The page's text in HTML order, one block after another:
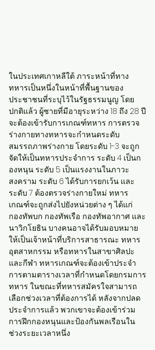
ในประเทศเกาหลีใต้ ภาระหน้าที่ทาง
ทหารเป็นหนึ่งในหน้าที่พื้นฐานของ
ประชาชนที่ระบุไว้ในรัฐธรรมนูญ โดย
ปกติแล้ว ผู้ชายที่มีอายุระหว่าง 18 ถึง 28 ปี
จะต้องเข้ารับการเกณฑ์ทหาร การตรวจ
ร่างกายทางทหารจะกำหนดระดับ
สมรรถภาพร่างกาย โดยระดับ 1-3 จะถูก
จัดให้เป็นทหารประจำการ ระดับ 4 เป็นก
องหนุน ระดับ 5 เป็นแรงงานในภาวะ
สงคราม ระดับ 6 ได้รับการยกเว้น และ
ระดับ 7 ต้องตรวจร่างกายใหม่ ทหาร
เกณฑ์จะถูกส่งไปยังหน่วยต่าง ๆ ได้แก่
กองทัพบก กองทัพเรือ กองทัพอากาศ และ
นาวิกโยธิน บางคนอาจได้รับมอบหมาย
ให้เป็นเจ้าหน้าที่บริการสาธารณะ ทหาร
อุตสาหกรรม หรือทหารในสาขาศิลปะ
และกีฬา ทหารเกณฑ์จะต้องเข้าประจำ
การตามตารางเวลาที่กำหนดโดยกรมการ
ทหาร ในขณะที่ทหารสมัครใจสามารถ
เลือกช่วงเวลาที่ต้องการได้ หลังจากปลด
ประจำการแล้ว พวกเขาจะต้องเข้าร่วม
การฝึกกองหนุนและป้องกันพลเรือนใน
ช่วงระยะเวลาหนึ่ง